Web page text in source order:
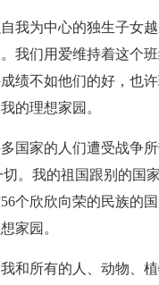
我为中心的独生子女
我们用爱维持着这个
绩不如他们的好，也
的理想家园。
国家的人们遭受战争
。我的祖国跟别的国
个欣欣向荣的民族的
家园。
和所有的人、动物、